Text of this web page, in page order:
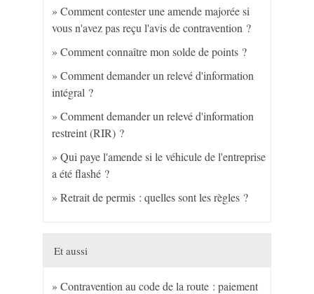
Comment contester une amende majorée si
vous n'avez pas reçu l'avis de contravention ?
Comment connaître mon solde de points ?
Comment demander un relevé d'information
intégral ?
Comment demander un relevé d'information
restreint (RIR) ?
Qui paye l'amende si le véhicule de l'entreprise
a été flashé ?
Retrait de permis : quelles sont les règles ?
Et aussi
Contravention au code de la route : paiement